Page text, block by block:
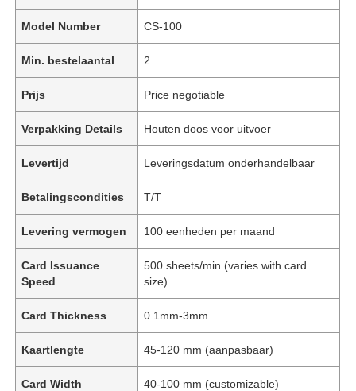
Model Number CS-100
Min. bestelaantal 2
Prijs Price negotiable
Verpakking Details Houten doos voor uitvoer
Levertijd Leveringsdatum onderhandelbaar
Betalingscondities T/T
Levering vermogen 100 eenheden per maand
Card Issuance
Speed
500 sheets/min (varies with card
size)
Card Thickness 0.1mm-3mm
Kaartlengte 45-120 mm (aanpasbaar)
Card Width 40-100 mm (customizable)